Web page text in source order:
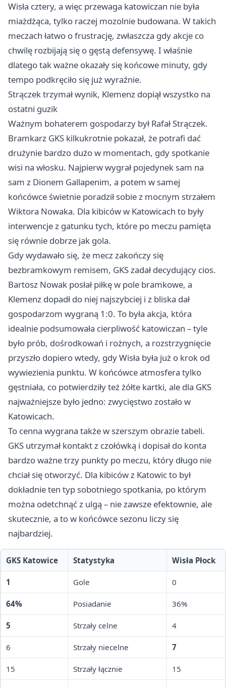
Wisła cztery, a więc przewaga katowiczan nie była
miażdżąca, tylko raczej mozolnie budowana. W takich
meczach łatwo o frustrację, zwłaszcza gdy akcje co
chwilę rozbijają się o gęstą defensywę. I właśnie
dlatego tak ważne okazały się końcowe minuty, gdy
tempo podkręciło się już wyraźnie.
Strączek trzymał wynik, Klemenz dopiął wszystko na
ostatni guzik
Ważnym bohaterem gospodarzy był Rafał Strączek.
Bramkarz GKS kilkukrotnie pokazał, że potrafi dać
drużynie bardzo dużo w momentach, gdy spotkanie
wisi na włosku. Najpierw wygrał pojedynek sam na
sam z Dionem Gallapenim, a potem w samej
końcówce świetnie poradził sobie z mocnym strzałem
Wiktora Nowaka. Dla kibiców w Katowicach to były
interwencje z gatunku tych, które po meczu pamięta
się równie dobrze jak gola.
Gdy wydawało się, że mecz zakończy się
bezbramkowym remisem, GKS zadał decydujący cios.
Bartosz Nowak posłał piłkę w pole bramkowe, a
Klemenz dopadł do niej najszybciej i z bliska dał
gospodarzom wygraną 1:0. To była akcja, która
idealnie podsumowała cierpliwość katowiczan – tyle
było prób, dośrodkowań i rożnych, a rozstrzygnięcie
przyszło dopiero wtedy, gdy Wisła była już o krok od
wywiezienia punktu. W końcówce atmosfera tylko
gęstniała, co potwierdziły też żółte kartki, ale dla GKS
najważniejsze było jedno: zwycięstwo zostało w
Katowicach.
To cenna wygrana także w szerszym obrazie tabeli.
GKS utrzymał kontakt z czołówką i dopisał do konta
bardzo ważne trzy punkty po meczu, który długo nie
chciał się otworzyć. Dla kibiców z Katowic to był
dokładnie ten typ sobotniego spotkania, po którym
można odetchnąć z ulgą – nie zawsze efektownie, ale
skutecznie, a to w końcówce sezonu liczy się
najbardziej.
GKS Katowice Statystyka Wisła Płock
1 Gole 0
64% Posiadanie 36%
5 Strzały celne 4
6 Strzały niecelne 7
15 Strzały łącznie 15